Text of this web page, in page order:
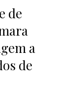
de
a
de